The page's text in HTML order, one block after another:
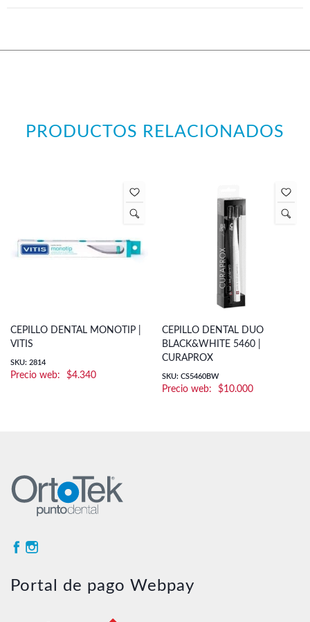
PRODUCTOS RELACIONADOS
CEPILLO DENTAL MONOTIP |
VITIS
SKU: 2814
$4.340
CEPILLO DENTAL DUO
BLACK&WHITE 5460 |
CURAPROX
SKU: CS5460BW
$10.000
Portal de pago Webpay